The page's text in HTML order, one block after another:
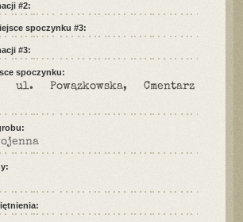
#2:
spoczynku #3:
#3:
spoczynku:
ul. Powązkowska, Cmentarz